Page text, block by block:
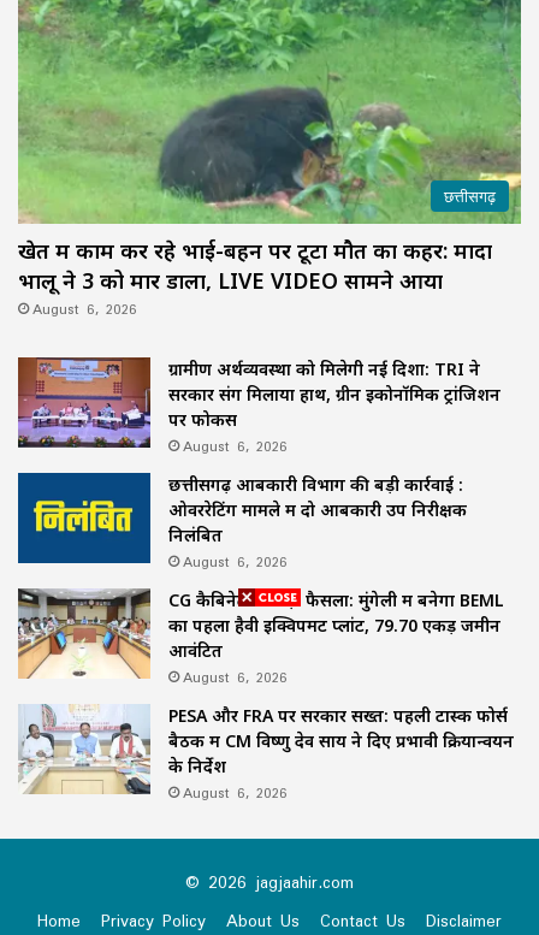
छत्तीसगढ़
खेत में काम कर रहे भाई-बहन पर टूटा मौत का कहर: मादा
भालू ने 3 को मार डाला, LIVE VIDEO सामने आया
August 6, 2026
ग्रामीण अर्थव्यवस्था को मिलेगी नई दिशा: TRI ने
सरकार संग मिलाया हाथ, ग्रीन इकोनॉमिक ट्रांजिशन
पर फोकस
August 6, 2026
छत्तीसगढ़ आबकारी विभाग की बड़ी कार्रवाई :
ओवररेटिंग मामले में दो आबकारी उप निरीक्षक
निलंबित
August 6, 2026
CG कैबिनेट का बड़ा फैसला: मुंगेली में बनेगा BEML
का पहला हैवी इक्विपमेंट प्लांट, 79.70 एकड़ जमीन
आवंटित
August 6, 2026
PESA और FRA पर सरकार सख्त: पहली टास्क फोर्स
बैठक में CM विष्णु देव साय ने दिए प्रभावी क्रियान्वयन
के निर्देश
August 6, 2026
© 2026 jagjaahir.com
Home
Privacy Policy About Us Contact Us Disclaimer